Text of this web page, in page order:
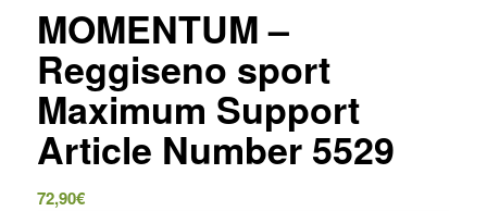
MOMENTUM –
Reggiseno sport
Maximum Support
Article Number 5529
72,90€